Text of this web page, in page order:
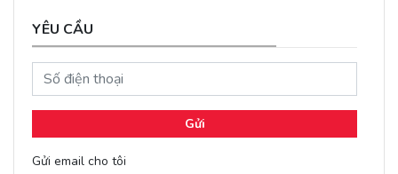
YÊU CẦU
Gửi
Gửi email cho tôi